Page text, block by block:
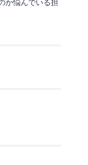
か悩んでいる担